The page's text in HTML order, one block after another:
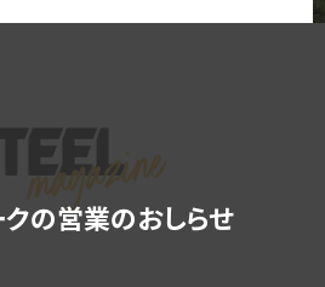
の営業のおしらせ